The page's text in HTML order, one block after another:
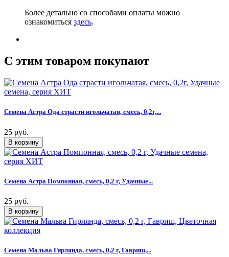
Более детально со способами оплаты можно
ознакомиться здесь.
C этим товаром покупают
Семена Астра Ода страсти игольчатая, смесь, 0,2г,...
25 руб.
Семена Астра Помпонная, смесь, 0,2 г, Удачные...
25 руб.
Семена Мальва Гирлянда, смесь, 0,2 г, Гавриш,...